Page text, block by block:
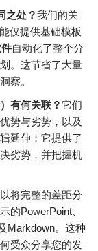
之处？我们的关
仅提供基础模板
自动化了整个分
。这节省了大量
察。
有何关联？它们
势与劣势，以及
延伸；它提供了
劣势，并把握机
将完整的差距分
的PowerPoint、
Markdown。这种
受众分享您的发